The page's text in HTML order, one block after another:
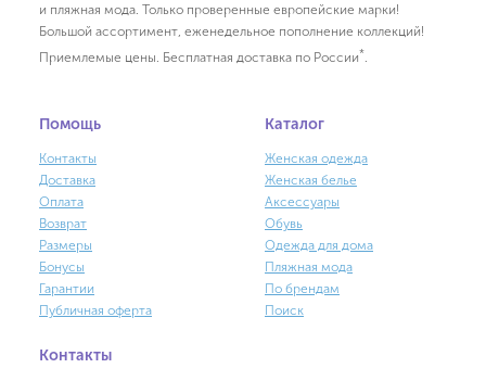
и пляжная мода. Только проверенные европейские марки!
Большой ассортимент, еженедельное пополнение коллекций!
Приемлемые цены. Бесплатная доставка по России*
Контакты
Помощь
Контакты
Доставка
Оплата
Возврат
Размеры
Бонусы
Гарантии
Публичная оферта
Каталог
Женская одежда
Женская белье
Аксессуары
Обувь
Одежда для дома
Пляжная мода
По брендам
Поиск